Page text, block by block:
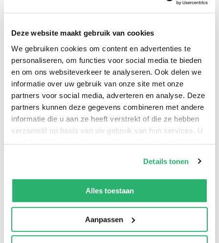
Deze website maakt gebruik van cookies
We gebruiken cookies om content en advertenties te
personaliseren, om functies voor social media te bieden
en om ons websiteverkeer te analyseren. Ook delen we
informatie over uw gebruik van onze site met onze
partners voor social media, adverteren en analyse. Deze
partners kunnen deze gegevens combineren met andere
informatie die u aan ze heeft verstrekt of die ze hebben
verzameld op basis van uw gebruik van hun services. U
kunt op ieder moment uw cookievoorkeuren aanpassen
We werken samen met13 derdendie uw gegevens
kunnen ontvangen en verwerken.
Details tonen
Alles toestaan
Aanpassen
This is the classic board book edition, perfect for